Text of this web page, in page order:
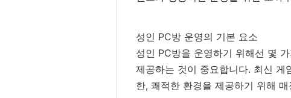
성인 PC방 운영의 기본 요소
성인 PC방을 운영하기 위해선 몇
제공하는 것이 중요합니다. 최신
한, 쾌적한 환경을 제공하기 위해